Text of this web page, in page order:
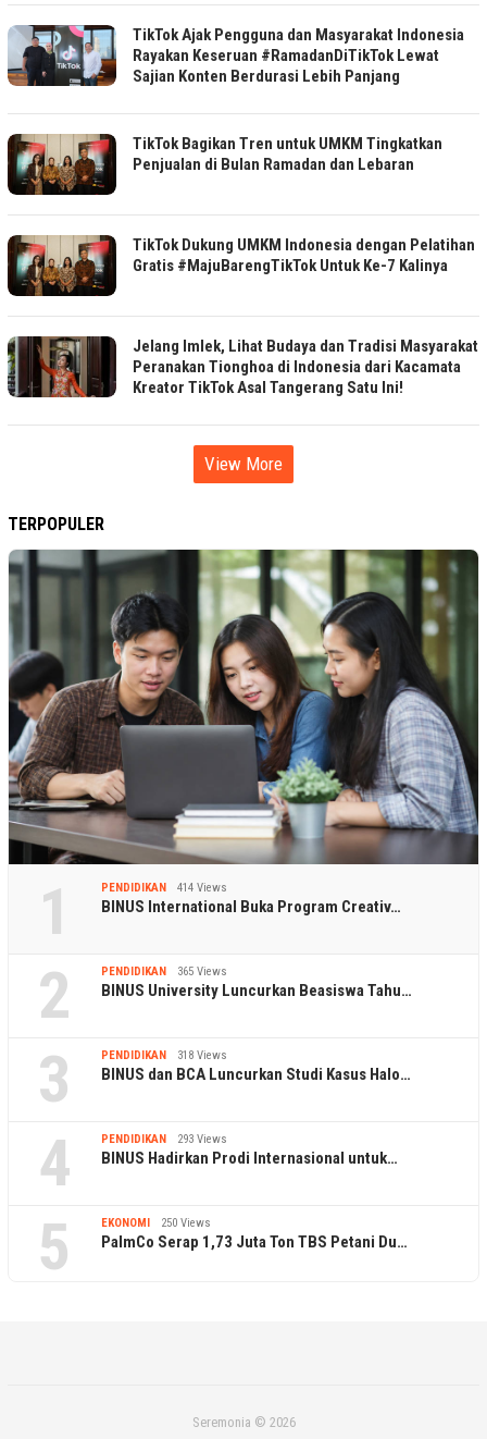
TikTok Ajak Pengguna dan Masyarakat Indonesia
Rayakan Keseruan #RamadanDiTikTok Lewat
Sajian Konten Berdurasi Lebih Panjang
TikTok Bagikan Tren untuk UMKM Tingkatkan
Penjualan di Bulan Ramadan dan Lebaran
TikTok Dukung UMKM Indonesia dengan Pelatihan
Gratis #MajuBarengTikTok Untuk Ke-7 Kalinya
Jelang Imlek, Lihat Budaya dan Tradisi Masyarakat
Peranakan Tionghoa di Indonesia dari Kacamata
Kreator TikTok Asal Tangerang Satu Ini!
View More
TERPOPULER
1 PENDIDIKAN 414 Views
BINUS International Buka Program Creativ…
2 PENDIDIKAN 365 Views
BINUS University Luncurkan Beasiswa Tahu…
3 PENDIDIKAN 318 Views
BINUS dan BCA Luncurkan Studi Kasus Halo…
4 PENDIDIKAN 293 Views
BINUS Hadirkan Prodi Internasional untuk…
5 EKONOMI 250 Views
PalmCo Serap 1,73 Juta Ton TBS Petani Du…
Seremonia © 2026